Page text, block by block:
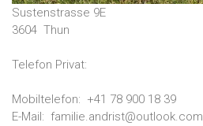
Sustenstrasse 9E
3604 Thun
Telefon Privat:
Mobiltelefon: +41 78 900 18 39
E-Mail: familie.andrist@outlook.com